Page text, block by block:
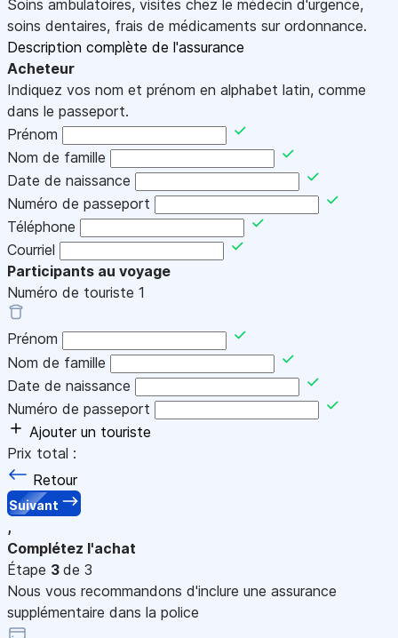
Soins ambulatoires, visites chez le médecin d'urgence,
soins dentaires, frais de médicaments sur ordonnance.
Description complète de l'assurance
Acheteur
Indiquez vos nom et prénom en alphabet latin, comme
dans le passeport.
Prénom
Nom de famille
Date de naissance
Numéro de passeport
Téléphone
Courriel
Participants au voyage
Numéro de touriste 1
Prénom
Nom de famille
Date de naissance
Numéro de passeport
Ajouter un touriste
Prix total :
Retour
Suivant
,
Complétez l'achat
Étape 3 de 3
Nous vous recommandons d'inclure une assurance
supplémentaire dans la police